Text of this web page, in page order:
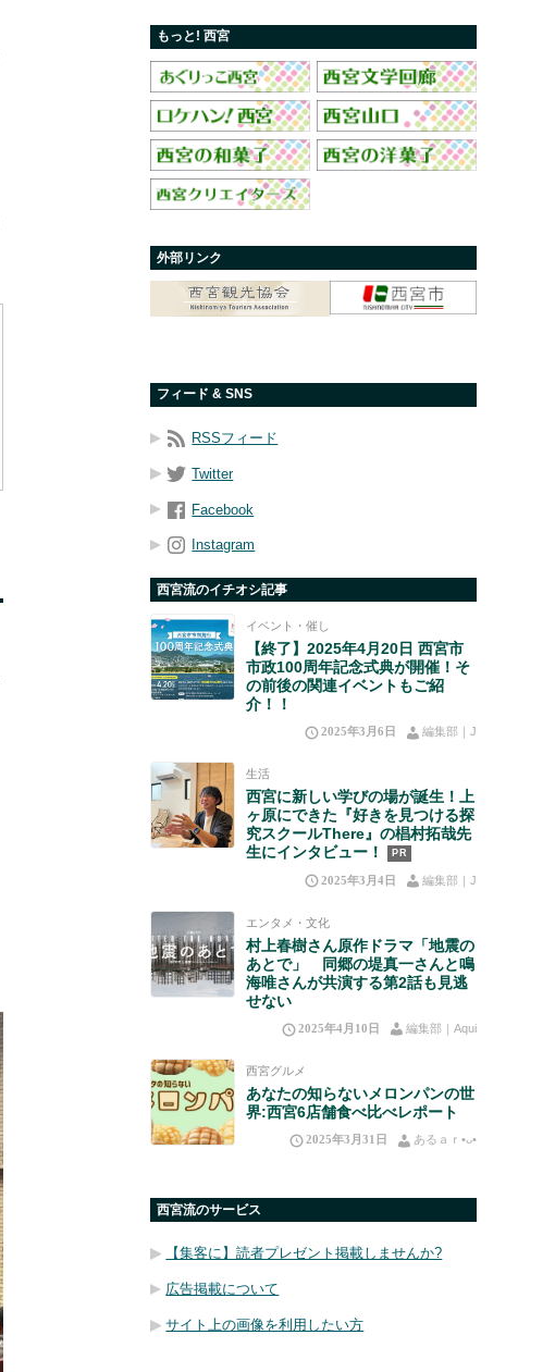
もっと! 西宮
外部リンク
フィード & SNS
RSSフィード
Twitter
Facebook
Instagram
西宮流のイチオシ記事
イベント・催し
【終了】2025年4月20日 西宮市
市政100周年記念式典が開催！そ
の前後の関連イベントもご紹
介！！
2025年3月6日 編集部｜J
生活
西宮に新しい学びの場が誕生！上
ヶ原にできた『好きを見つける探
究スクールThere』の椙村拓哉先
生にインタビュー！
PR
2025年3月4日 編集部｜J
エンタメ・文化
村上春樹さん原作ドラマ「地震の
あとで」 同郷の堤真一さんと鳴
海唯さんが共演する第2話も見逃
せない
2025年4月10日 編集部｜Aqui
西宮グルメ
あなたの知らないメロンパンの世
界:西宮6店舗食べ比べレポート
2025年3月31日 あるａｒ•⁠ᴗ⁠•⁠
西宮流のサービス
【集客に】読者プレゼント掲載しませんか?
広告掲載について
サイト上の画像を利用したい方